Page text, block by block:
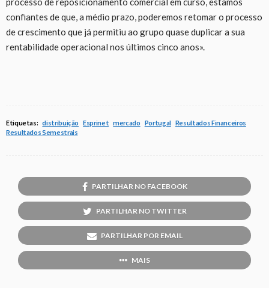
confiantes de que, a médio prazo, poderemos retomar o processo
de crescimento que já permitiu ao grupo quase duplicar a sua
rentabilidade operacional nos últimos cinco anos».
Etiquetas: distribuição Esprinet mercado Portugal Resultados Financeiros
Resultados Semestrais
PARTILHAR NO FACEBOOK
PARTILHAR NO TWITTER
PARTILHAR POR EMAIL
MAIS